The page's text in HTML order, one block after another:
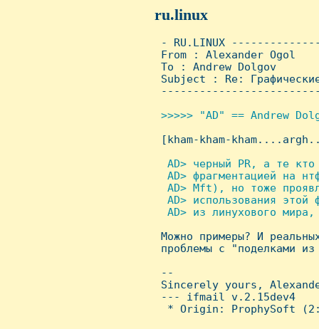
ru.linux
- RU.LINUX
From : Alexander
To : Andrew Dolgov
Subject : Re:
>>>>> "AD" == Andrew
[kham-kham-
AD> черный PR, а те
AD> фрагментацией на
AD> Mft), но тоже
AD> использования этой
AD> из линухового
Можно примеры? И
проблемы с "поделками
--
Sincerely yours,
--- ifmail v.2.15dev4
* Origin: ProphySoft